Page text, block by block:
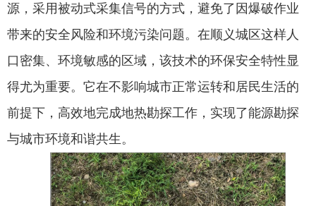
源，采用被动式采集信号的方式，避免了因爆破作业
带来的安全风险和环境污染问题。在顺义城区这样人
口密集、环境敏感的区域，该技术的环保安全特性显
得尤为重要。它在不影响城市正常运转和居民生活的
前提下，高效地完成地热勘探工作，实现了能源勘探
与城市环境和谐共生。